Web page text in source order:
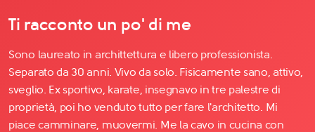
Ti racconto un po' di me
Sono laureato in archittettura e libero professionista.
Separato da 30 anni. Vivo da solo. Fisicamente sano, attivo,
sveglio. Ex sportivo, karate, insegnavo in tre palestre di
proprietà, poi ho venduto tutto per fare l'architetto. Mi
piace camminare, muovermi. Me la cavo in cucina con